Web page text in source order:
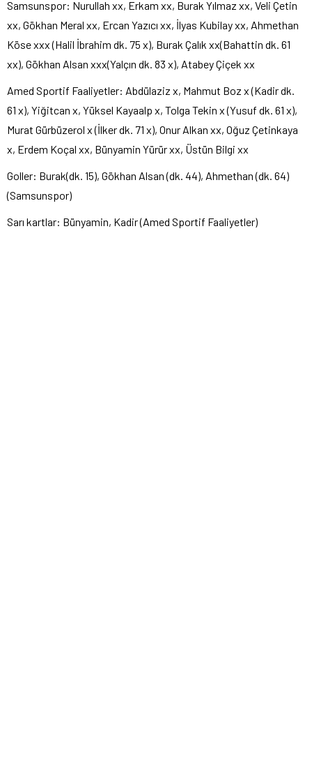
Samsunspor: Nurullah xx, Erkam xx, Burak Yılmaz xx, Veli Çetin
xx, Gökhan Meral xx, Ercan Yazıcı xx, İlyas Kubilay xx, Ahmethan
Köse xxx (Halil İbrahim dk. 75 x), Burak Çalık xx(Bahattin dk. 61
xx), Gökhan Alsan xxx(Yalçın dk. 83 x), Atabey Çiçek xx
Amed Sportif Faaliyetler: Abdülaziz x, Mahmut Boz x (Kadir dk.
61 x), Yiğitcan x, Yüksel Kayaalp x, Tolga Tekin x (Yusuf dk. 61 x),
Murat Gürbüzerol x (İlker dk. 71 x), Onur Alkan xx, Oğuz Çetinkaya
x, Erdem Koçal xx, Bünyamin Yürür xx, Üstün Bilgi xx
Goller: Burak(dk. 15), Gökhan Alsan (dk. 44), Ahmethan (dk. 64)
(Samsunspor)
Sarı kartlar: Bünyamin, Kadir (Amed Sportif Faaliyetler)